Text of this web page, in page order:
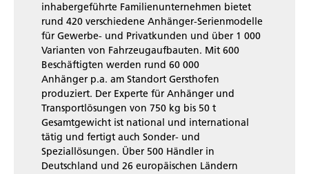
inhabergeführte Familienunternehmen bietet
rund 420 verschiedene Anhänger-Serienmodelle
für Gewerbe- und Privatkunden und über 1 000
Varianten von Fahrzeugaufbauten. Mit 600
Beschäftigten werden rund 60 000
Anhänger p.a. am Standort Gersthofen
produziert. Der Experte für Anhänger und
Transportlösungen von 750 kg bis 50 t
Gesamtgewicht ist national und international
tätig und fertigt auch Sonder- und
Speziallösungen. Über 500 Händler in
Deutschland und 26 europäischen Ländern